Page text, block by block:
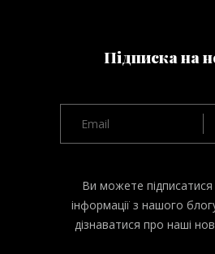
Підписка на
Ви можете
інформації з нашого
дізнаватися про наші